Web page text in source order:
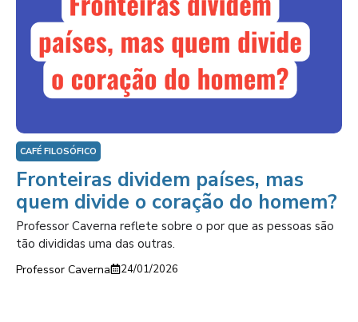
CAFÉ FILOSÓFICO
Fronteiras dividem países, mas
quem divide o coração do homem?
Professor Caverna reflete sobre o por que as pessoas são
tão divididas uma das outras.
Professor Caverna 24/01/2026